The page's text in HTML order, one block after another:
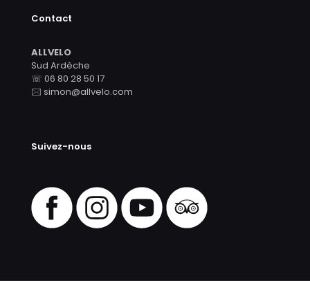
Contact
ALLVELO
Sud Ardèche
☏ 06 80 28 50 17
🖂 simon@allvelo.com
Suivez-nous